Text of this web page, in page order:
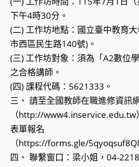
下午4時30分。
(二) 工作坊地點：國立臺中教育
市西區民生路140號)。
(三) 工作坊對象：須為「A2數位
之合格講師。
(四) 課程代碼：5621333。
三、 請至全國教師在職進修資訊
（http://www4.inservice.edu.tw
表單報名
（https://forms.gle/
四、 聯繫窗口：梁小姐，04-